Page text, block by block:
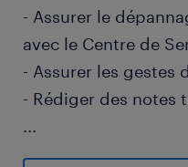
- Assurer le
avec le Centre de
- Assurer les gestes
- Rédiger des notes
...
- Prendre en